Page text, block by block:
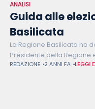
ANALISI
Guida alle
Basilicata
La Regione Basilicata ha
Presidente della Regione
Consiglio regionale si
REDAZIONE 2 ANNI FA LEGGI